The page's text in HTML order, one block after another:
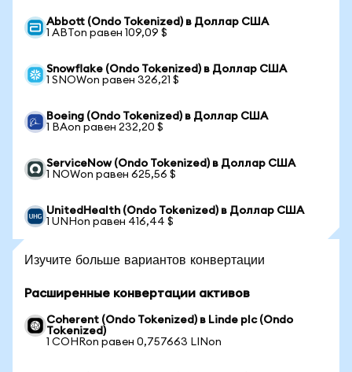
Abbott (Ondo Tokenized) в Доллар США
1 ABTon равен 109,09 $
Snowflake (Ondo Tokenized) в Доллар США
1 SNOWon равен 326,21 $
Boeing (Ondo Tokenized) в Доллар США
1 BAon равен 232,20 $
ServiceNow (Ondo Tokenized) в Доллар США
1 NOWon равен 625,56 $
UnitedHealth (Ondo Tokenized) в Доллар США
1 UNHon равен 416,44 $
Изучите больше вариантов конвертации
Расширенные конвертации активов
Coherent (Ondo Tokenized) в Linde plc (Ondo
Tokenized)
1 COHRon равен 0,757663 LINon